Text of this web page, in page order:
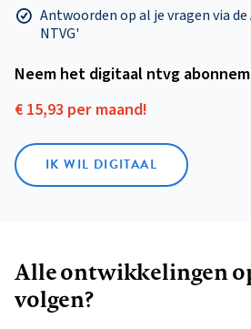
Antwoorden op al je vragen via
NTVG'
Neem het digitaal ntvg
€ 15,93 per maand!
IK WIL DIGITAAL
Alle ontwikkelingen
volgen?